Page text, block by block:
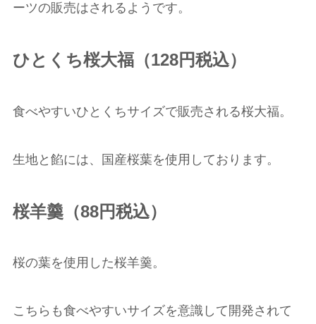
ーツの販売はされるようです。
ひとくち桜大福（128円税込）
食べやすいひとくちサイズで販売される桜大福。
生地と餡には、国産桜葉を使用しております。
桜羊羹（88円税込）
桜の葉を使用した桜羊羹。
こちらも食べやすいサイズを意識して開発されて